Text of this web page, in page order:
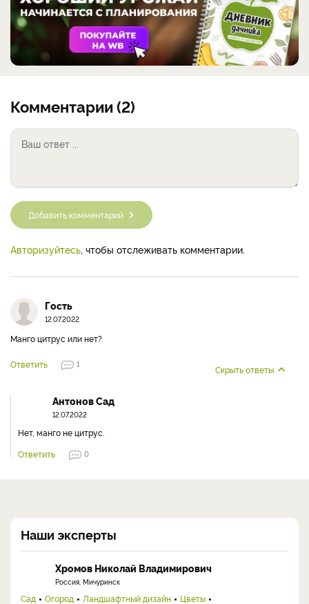
Комментарии (2)
Добавить комментарий
Авторизуйтесь , чтобы отслеживать комментарии.
Гость
12.07.2022
Манго цитрус или нет?
Ответить 1 Скрыть ответы
Антонов Сад
12.07.2022
Нет, манго не цитрус.
Ответить
0
Наши эксперты
Хромов Николай Владимирович
Россия, Мичуринск
Сад Огород Ландшафтный дизайн
Цветы